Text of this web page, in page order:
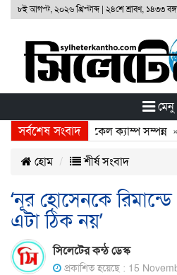
৮ই আগস্ট, ২০২৬ খ্রিস্টাব্দ| ২৪শে শ্রাবণ, ১৪৩৩
মেনু
সর্বশেষ সংবাদফ্রি মেডিকেল ক্যাম্প সম্পন্ন»
হোম শীর্ষ সংবাদ
‘নূর হোসেনকে
এটা ঠিক নয়’
সিলেটের কন্ঠ ডেস্ক
প্রকাশিত হয়েছে : 15